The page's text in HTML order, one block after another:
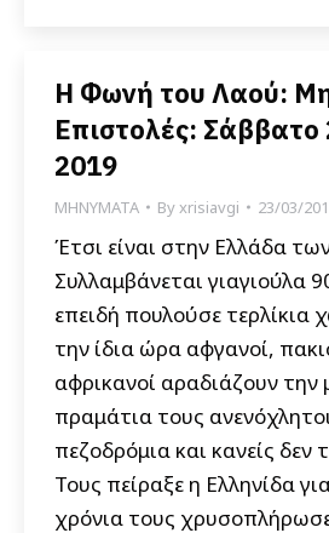
Η Φωνή του Λαού:
Επιστολές: Σάββατο
2019
ΜΗΝΥΜΑΤΑ Byxrisiavgi 23/03/
Έτσι είναι στην Ελλάδα
Συλλαμβάνεται γιαγιούλα
επειδή πουλούσε τερλίκια
την ίδια ώρα αφγανοί,
αφρικανοί αραδιάζουν την
πραμάτια τους
πεζοδρόμια και κανείς δεν
Τους πείραξε η Ελληνίδα
χρόνια τους